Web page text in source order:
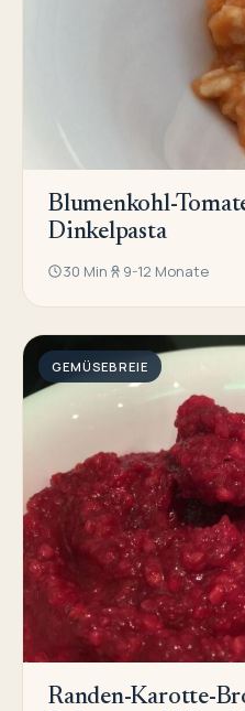
Blumenkohl-
Dinkelpasta
30 Min 9-12 Monate
GEMÜSEBREIE
Randen-Karotte-